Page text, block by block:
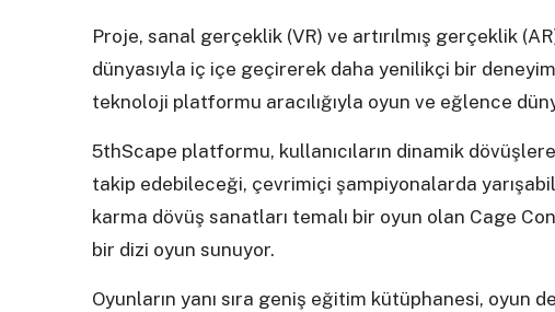
Proje, sanal gerçeklik (VR) ve artırılmış gerçeklik
dünyasıyla iç içe geçirerek daha yenilikçi bir
teknoloji platformu aracılığıyla oyun ve eğlence
5thScape platformu, kullanıcıların dinamik
takip edebileceği, çevrimiçi şampiyonalarda
karma dövüş sanatları temalı bir oyun olan Cage
bir dizi oyun sunuyor.
Oyunların yanı sıra geniş eğitim kütüphanesi, oyun